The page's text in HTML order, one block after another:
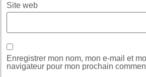
Site web
Enregistrer mon nom, mon e-mail et
navigateur pour mon prochain